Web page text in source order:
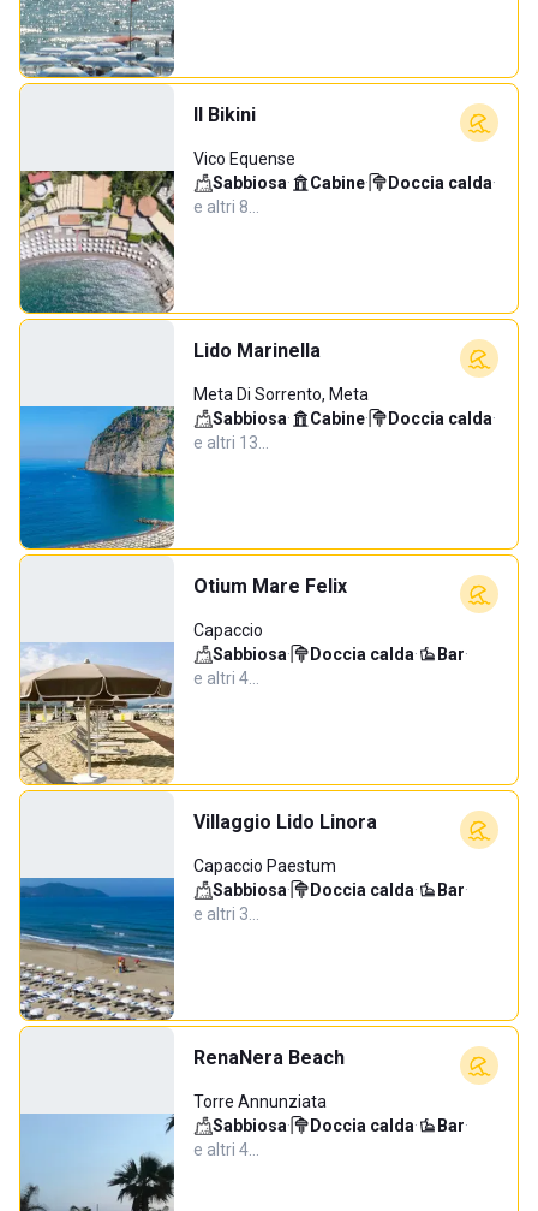
Il Bikini
Vico Equense
Sabbiosa· Cabine· Doccia calda·
e altri 8…
Lido Marinella
Meta Di Sorrento, Meta
Sabbiosa· Cabine· Doccia calda·
e altri 13…
Otium Mare Felix
Capaccio
Sabbiosa· Doccia calda· Bar·
e altri 4…
Villaggio Lido Linora
Capaccio Paestum
Sabbiosa· Doccia calda· Bar·
e altri 3…
RenaNera Beach
Torre Annunziata
Sabbiosa· Doccia calda· Bar·
e altri 4…